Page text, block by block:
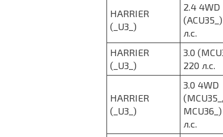
HARRIER
(_U3_)
2.4 4WD
л.с.
HARRIER
(_U3_)
3.0
220 л.с.
HARRIER
(_U3_)
3.0 4WD
(MCU35_,
л.с.